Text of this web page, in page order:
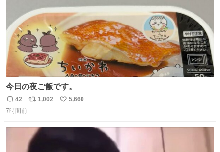
今日の夜ご飯です。
返
信
42
リ
ト
数
1,002
い
5,660
7時間前